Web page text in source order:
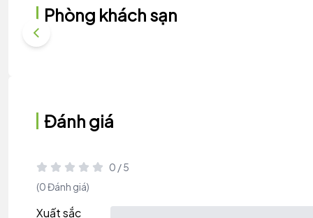
Phòng khách sạn
Đánh giá
0 / 5
(0 Đánh giá)
Xuất sắc